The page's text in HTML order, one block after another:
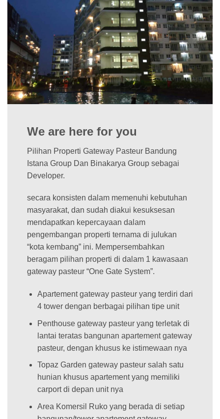
We are here for you
Pilihan Properti Gateway Pasteur Bandung
Istana Group Dan Binakarya Group sebagai
Developer.
secara konsisten dalam memenuhi kebutuhan
masyarakat, dan sudah diakui kesuksesan
mendapatkan kepercayaan dalam
pengembangan properti ternama di julukan
“kota kembang” ini. Mempersembahkan
beragam pilihan properti di dalam 1 kawasaan
gateway pasteur “One Gate System”.
Apartement gateway pasteur yang terdiri dari
4 tower dengan berbagai pilihan tipe unit
Penthouse gateway pasteur yang terletak di
lantai teratas bangunan apartement gateway
pasteur, dengan khusus ke istimewaan nya
Topaz Garden gateway pasteur salah satu
hunian khusus apartement yang memiliki
carport di depan unit nya
Area Komersil Ruko yang berada di setiap